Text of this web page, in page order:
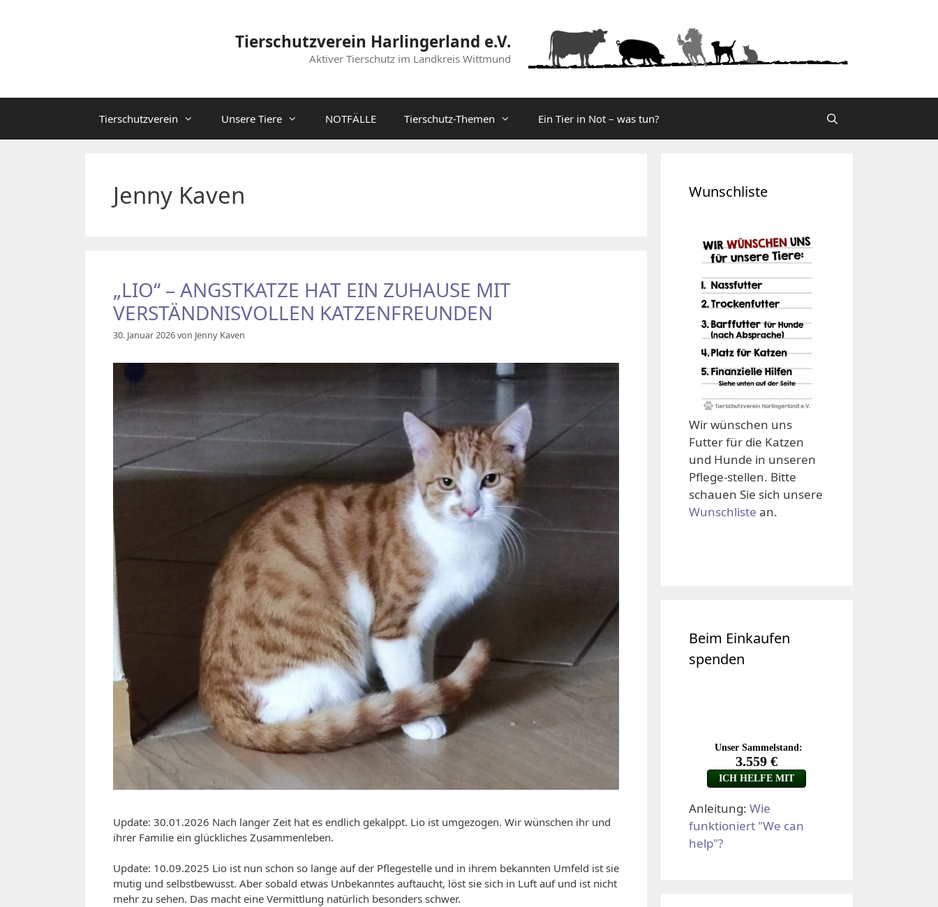
Tierschutzverein Harlingerland e.V.
Aktiver Tierschutz im Landkreis Wittmund
Tierschutzverein Unsere Tiere NOTFÄLLE Tierschutz-Themen Ein Tier in Not – was tun?
Jenny Kaven
„LIO“ – ANGSTKATZE HAT EIN ZUHAUSE MIT
VERSTÄNDNISVOLLEN KATZENFREUNDEN
30. Januar 2026von Jenny Kaven
Update: 30.01.2026 Nach langer Zeit hat es endlich gekalppt. Lio ist umgezogen. Wir wünschen ihr und
ihrer Familie ein glückliches Zusammenleben.
Update: 10.09.2025 Lio ist nun schon so lange auf der Pflegestelle und in ihrem bekannten Umfeld ist sie
mutig und selbstbewusst. Aber sobald etwas Unbekanntes auftaucht, löst sie sich in Luft auf und ist nicht
mehr zu sehen. Das macht eine Vermittlung natürlich besonders schwer.
Wunschliste
Wir wünschen uns
Futter für die Katzen
und Hunde in unseren
Pflege-stellen. Bitte
schauen Sie sich unsere
Wunschliste an.
Beim Einkaufen
spenden
Anleitung: Wie
funktioniert "We can
help"?